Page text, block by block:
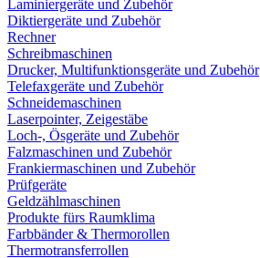
Laminiergeräte und Zubehör
Diktiergeräte und Zubehör
Rechner
Schreibmaschinen
Drucker, Multifunktionsgeräte und Zubehör
Telefaxgeräte und Zubehör
Schneidemaschinen
Laserpointer, Zeigestäbe
Loch-, Ösgeräte und Zubehör
Falzmaschinen und Zubehör
Frankiermaschinen und Zubehör
Prüfgeräte
Geldzählmaschinen
Produkte fürs Raumklima
Farbbänder & Thermorollen
Thermotransferrollen